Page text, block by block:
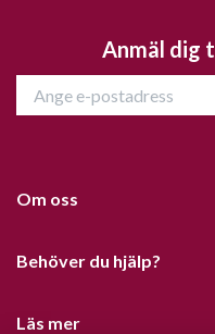
Anmäl dig
Om oss
Behöver du hjälp?
Läs mer